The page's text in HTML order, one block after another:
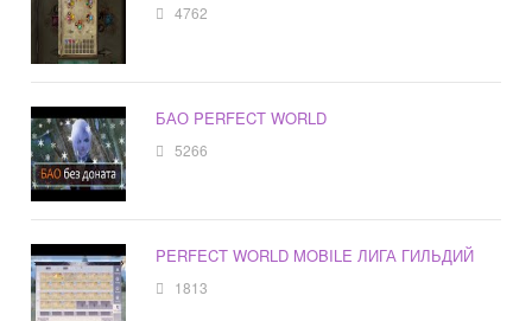
4762
БАО PERFECT WORLD
5266
PERFECT WORLD MOBILE ЛИГА ГИЛЬДИЙ
1813